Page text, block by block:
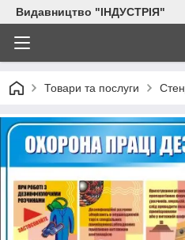
Видавництво "ІНДУСТРІЯ"
Товари та послуги